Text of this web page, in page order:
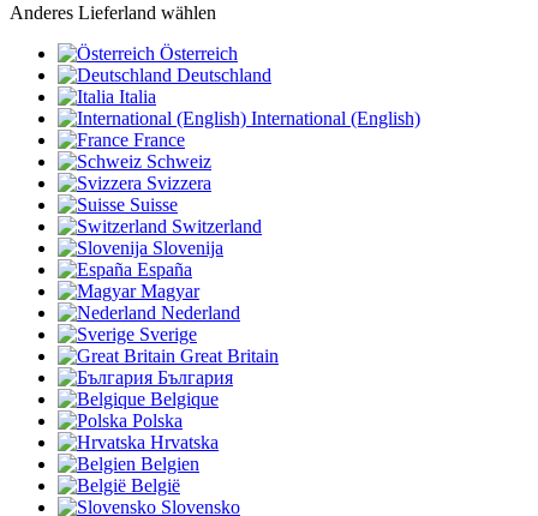
Anderes Lieferland wählen
Österreich
Deutschland
Italia
International (English)
France
Schweiz
Svizzera
Suisse
Switzerland
Slovenija
España
Magyar
Nederland
Sverige
Great Britain
България
Belgique
Polska
Hrvatska
Belgien
België
Slovensko